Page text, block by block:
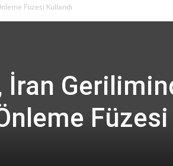
Füzesi Kullandı
İran
Füzesi